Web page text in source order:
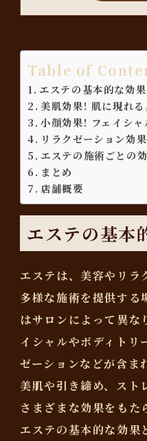
Table of
エステの基本的な効果
美肌効果! 肌に現れる
小顔効果! フェイシ
リラクゼーション効
エステの施術ごとの
まとめ
店舗概要
エステの基本
エステは、美容やリラ
多様な施術を提供する
はサロンによって異な
イシャルやボディトリ
ゼーションなどが含ま
美肌や引き締め、スト
さまざまな効果をもた
エステの基本的な効果